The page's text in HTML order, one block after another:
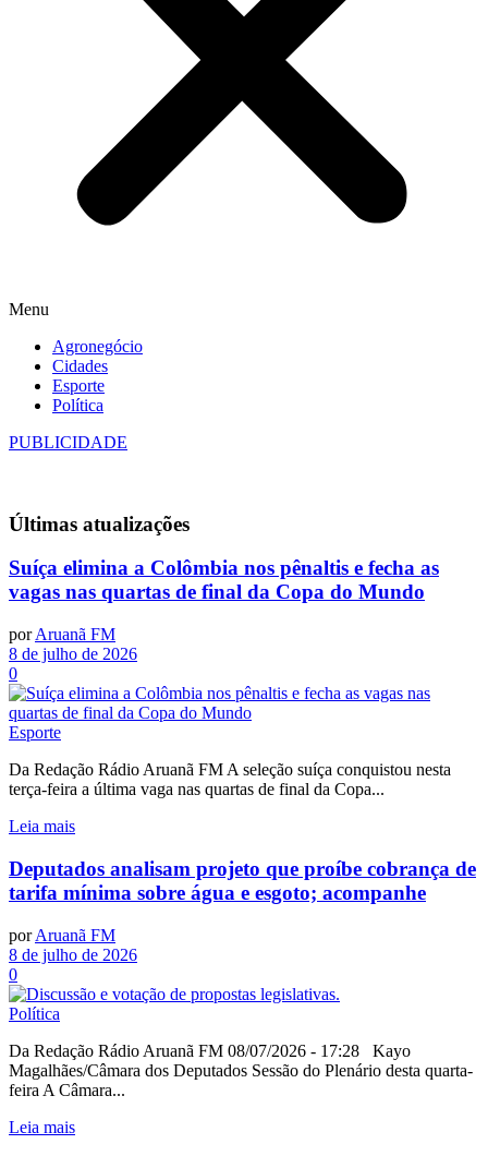
Menu
Agronegócio
Cidades
Esporte
Política
PUBLICIDADE
Últimas atualizações
Suíça elimina a Colômbia nos pênaltis e fecha as
vagas nas quartas de final da Copa do Mundo
por Aruanã FM
8 de julho de 2026
0
Esporte
Da Redação Rádio Aruanã FM A seleção suíça conquistou nesta
terça-feira a última vaga nas quartas de final da Copa...
Leia mais
Deputados analisam projeto que proíbe cobrança de
tarifa mínima sobre água e esgoto; acompanhe
por Aruanã FM
8 de julho de 2026
0
Política
Da Redação Rádio Aruanã FM 08/07/2026 - 17:28 Kayo
Magalhães/Câmara dos Deputados Sessão do Plenário desta quarta-
feira A Câmara...
Leia mais